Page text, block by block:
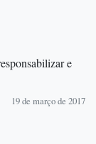
e
19 de março de 2017